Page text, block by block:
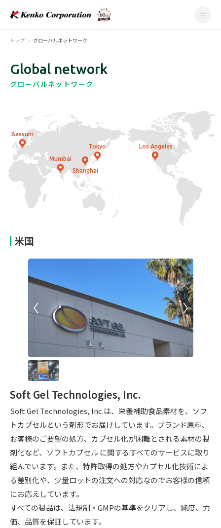
トップ グローバルネットワーク
Global network
グローバルネットワーク
Bassum
Mumbai
Shanghai
Tokyo Los Angeles
米国
Soft Gel Technologies, Inc.
Soft Gel Technologies, Inc.は、栄養補助食品素材を、ソフ
トカプセルという剤形でお届けしています。ブランド原料、
お客様のご要望の処方、カプセル化が困難とされる素材の製
剤化など、ソフトカプセル に関するすべてのサービスに取り
組んでいます。また、特許取得の処方やカプセル化技術によ
る差別化や、少量ロットの注文への対応なのでお客様の信頼
にお応えしています。
すべての製品は、法規制・GMPの基準をクリアし、純度、力
価、品質を保証しています。